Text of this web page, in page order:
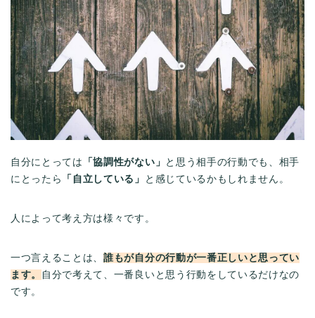
自分にとっては 「協調性がない」 と思う相手の行動でも、相手
にとったら
「自立している」 と感じているかもしれません。
人によって考え方は様々です。
一つ言えることは、誰もが自分の行動が一番正しいと思ってい
ます。
自分で考えて、一番良いと思う行動をしているだけなの
です。